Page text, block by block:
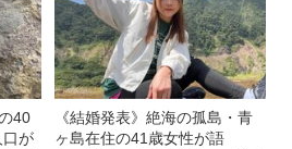
40
口が
《結婚発表》絶海の孤島・青
ヶ島在住の41歳女性が語